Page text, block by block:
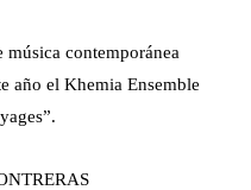
contemporánea
año el Khemia Ensemble